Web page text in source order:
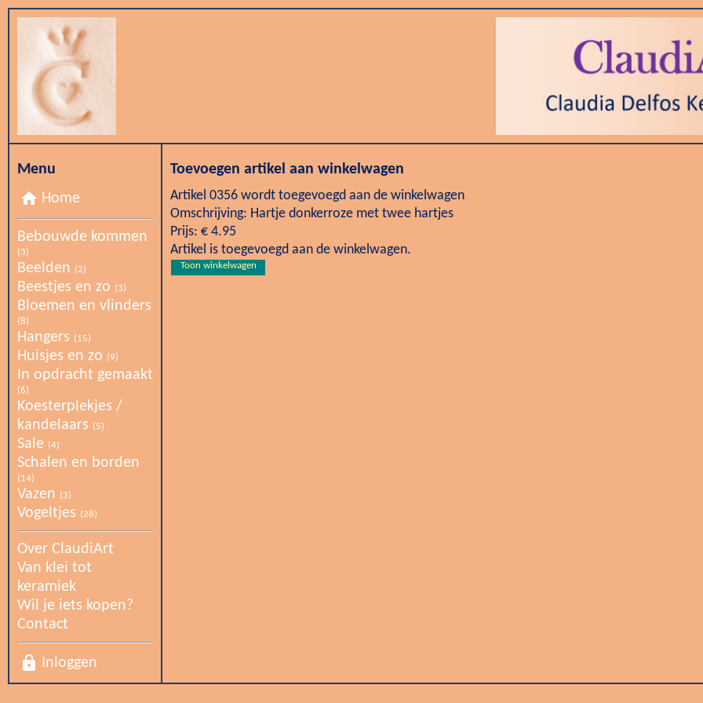
Menu
home Home
Bebouwde kommen
(3)
Beelden (2)
Beestjes en zo (3)
Bloemen en vlinders
(8)
Hangers (15)
Huisjes en zo (9)
In opdracht gemaakt
(6)
Koesterplekjes /
kandelaars (5)
Sale (4)
Schalen en borden
(14)
Vazen (3)
Vogeltjes (28)
Over ClaudiArt
Van klei tot
keramiek
Wil je iets kopen?
Contact
lock Inloggen
Toevoegen artikel aan winkelwagen
Artikel 0356 wordt toegevoegd aan de winkelwagen
Omschrijving: Hartje donkerroze met twee hartjes
Prijs: € 4.95
Artikel is toegevoegd aan de winkelwagen.
Toon winkelwagen